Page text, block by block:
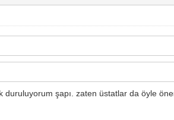
şapı. zaten üstatlar da öyle